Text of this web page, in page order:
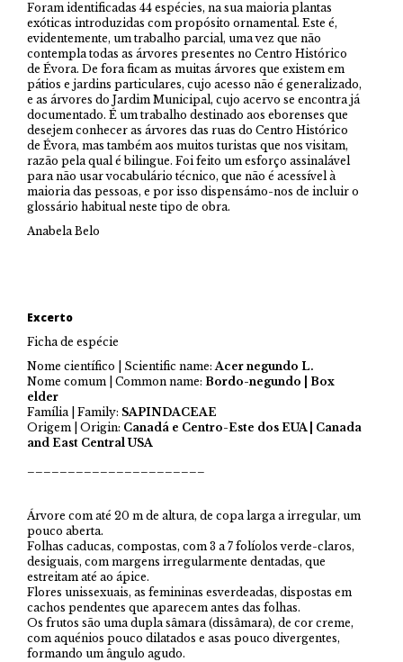
Foram identificadas 44 espécies, na sua maioria plantas
exóticas introduzidas com propósito ornamental. Este é,
evidentemente, um trabalho parcial, uma vez que não
contempla todas as árvores presentes no Centro Histórico
de Évora. De fora ficam as muitas árvores que existem em
pátios e jardins particulares, cujo acesso não é generalizado,
e as árvores do Jardim Municipal, cujo acervo se encontra já
documentado. É um trabalho destinado aos eborenses que
desejem conhecer as árvores das ruas do Centro Histórico
de Évora, mas também aos muitos turistas que nos visitam,
razão pela qual é bilingue. Foi feito um esforço assinalável
para não usar vocabulário técnico, que não é acessível à
maioria das pessoas, e por isso dispensámo-nos de incluir o
glossário habitual neste tipo de obra.
Anabela Belo
Excerto
Ficha de espécie
Nome científico | Scientific name: Acer negundo L.
Nome comum | Common name: Bordo-negundo | Box
elder
Família | Family: SAPINDACEAE
Origem | Origin: Canadá e Centro-Este dos EUA | Canada
and East Central USA
Árvore com até 20 m de altura, de copa larga a irregular, um
pouco aberta.
Folhas caducas, compostas, com 3 a 7 folíolos verde-claros,
desiguais, com margens irregularmente dentadas, que
estreitam até ao ápice.
Flores unissexuais, as femininas esverdeadas, dispostas em
cachos pendentes que aparecem antes das folhas.
Os frutos são uma dupla sâmara (dissâmara), de cor creme,
com aquénios pouco dilatados e asas pouco divergentes,
formando um ângulo agudo.